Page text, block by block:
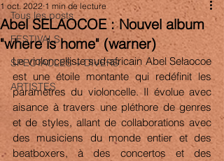
Tous les posts
FESTIVALS
SPECTACLES + DIVERS
ARTISTES
Abel SELAOCOE : Nouvel album
"where is home" (warner)
1 oct. 2022 1 min de lecture
Le violoncelliste sud-africain Abel Selaocoe
est une étoile montante qui redéfinit les
paramètres du violoncelle. Il évolue avec
aisance à travers une pléthore de genres
et de styles, allant de collaborations avec
des musiciens du monde entier et des
beatboxers, à des concertos et des